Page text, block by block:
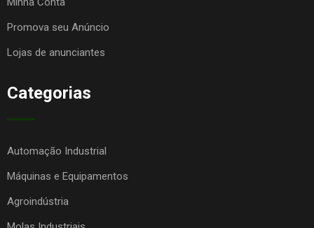
Promova seu Anúncio
Lojas de anunciantes
Categorias
Automação Industrial
Máquinas e Equipamentos
Agroindústria